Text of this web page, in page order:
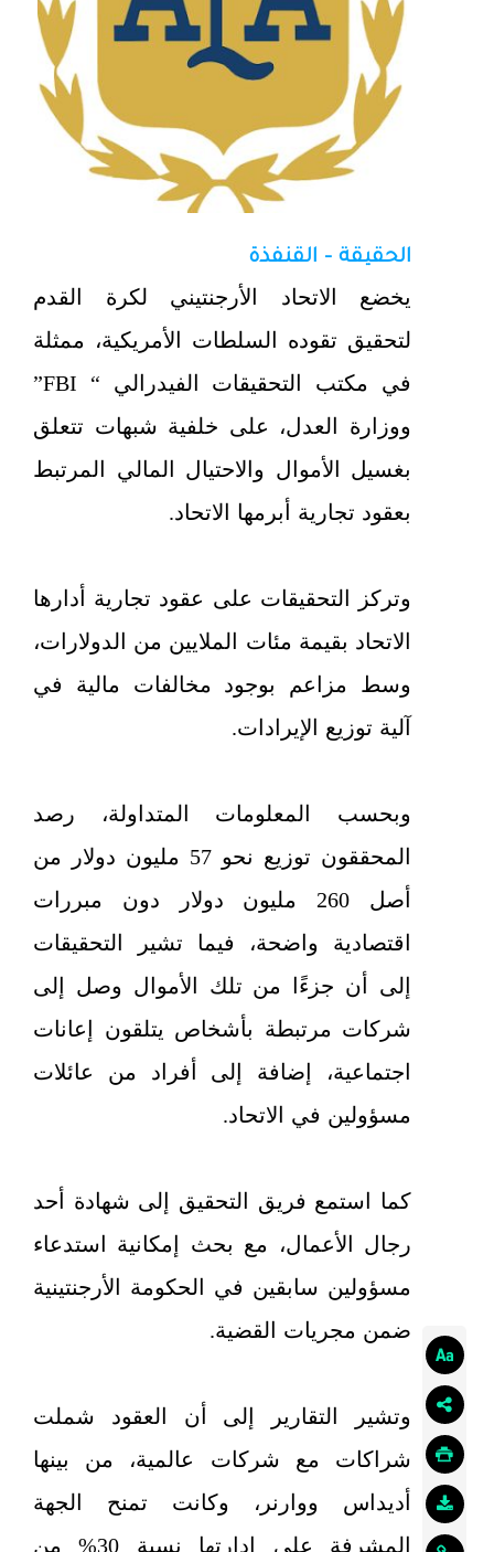
الحقيقة - القنفذة
يخضع الاتحاد الأرجنتيني لكرة القدم
لتحقيق تقوده السلطات الأمريكية، ممثلة
في مكتب التحقيقات الفيدرالي “ FBI”
ووزارة العدل، على خلفية شبهات تتعلق
بغسيل الأموال والاحتيال المالي المرتبط
بعقود تجارية أبرمها الاتحاد.
وتركز التحقيقات على عقود تجارية أدارها
الاتحاد بقيمة مئات الملايين من الدولارات،
وسط مزاعم بوجود مخالفات مالية في
آلية توزيع الإيرادات.
وبحسب المعلومات المتداولة، رصد
المحققون توزيع نحو 57 مليون دولار من
أصل 260 مليون دولار دون مبررات
اقتصادية واضحة، فيما تشير التحقيقات
إلى أن جزءًا من تلك الأموال وصل إلى
شركات مرتبطة بأشخاص يتلقون إعانات
اجتماعية، إضافة إلى أفراد من عائلات
مسؤولين في الاتحاد.
كما استمع فريق التحقيق إلى شهادة أحد
رجال الأعمال، مع بحث إمكانية استدعاء
مسؤولين سابقين في الحكومة الأرجنتينية
ضمن مجريات القضية.
وتشير التقارير إلى أن العقود شملت
شراكات مع شركات عالمية، من بينها
أديداس ووارنر، وكانت تمنح الجهة
المشرفة على إدارتها نسبة 30% من